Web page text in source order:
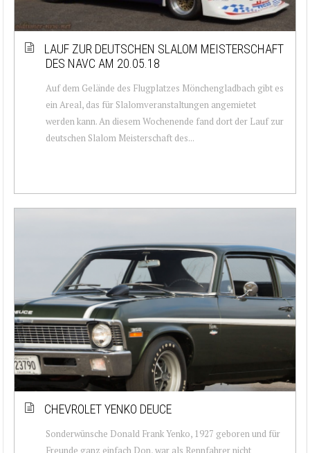
LAUF ZUR DEUTSCHEN SLALOM MEISTERSCHAFT
DES NAVC AM 20.05.18
Auf dem Gelände des Flugplatzes Mönchengladbach gibt es
ein Areal, das für Slalomveranstaltungen angemietet
werden kann. An diesem Wochenende fand dort der Lauf zur
deutschen Slalom Meisterschaft des...
CHEVROLET YENKO DEUCE
Sonderwünsche Donald Frank Yenko, 1927 geboren und für
Freunde ganz einfach Don, war als Rennfahrer nicht